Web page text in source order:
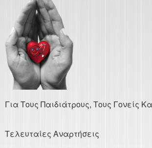
Για Τους Παιδιάτρους, Τους Γονείς
Τελευταίες Αναρτήσεις